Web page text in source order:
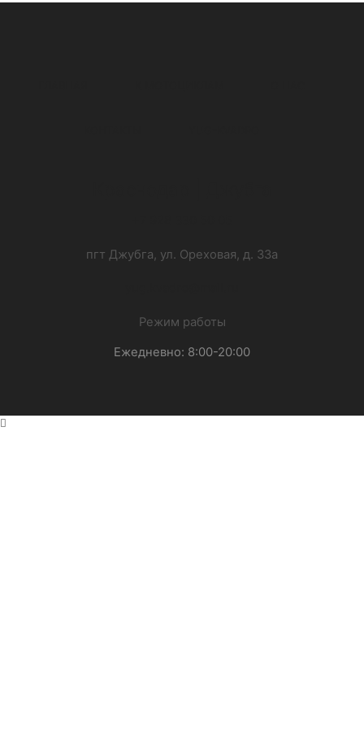
пгт Джубга, ул. Ореховая, д. 33а
Режим работы
Ежедневно: 8:00-20:00